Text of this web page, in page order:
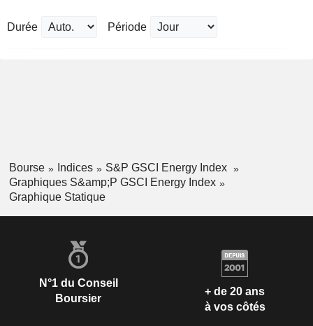
Durée Période
Bourse Indices
S&P GSCI Energy Index
Graphiques S&amp;P GSCI Energy Index
Graphique Statique
N°1 du Conseil
Boursier
+ de 20 ans
à vos côtés